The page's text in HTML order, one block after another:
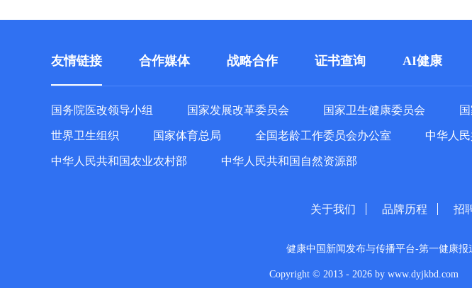
友情链接 合作媒体 战略合作 证书查询 AI健康
国务院医改领导小组 国家发展改革委员会 国家卫生健康委员会
世界卫生组织 国家体育总局 全国老龄工作委员会办公室 中华人
中华人民共和国农业农村部 中华人民共和国自然资源部
关于我们 品牌历程 招
健康中国新闻发布与传播平台-第一健康报
Copyright © 2013 - 2026 by www.dyjkbd.com